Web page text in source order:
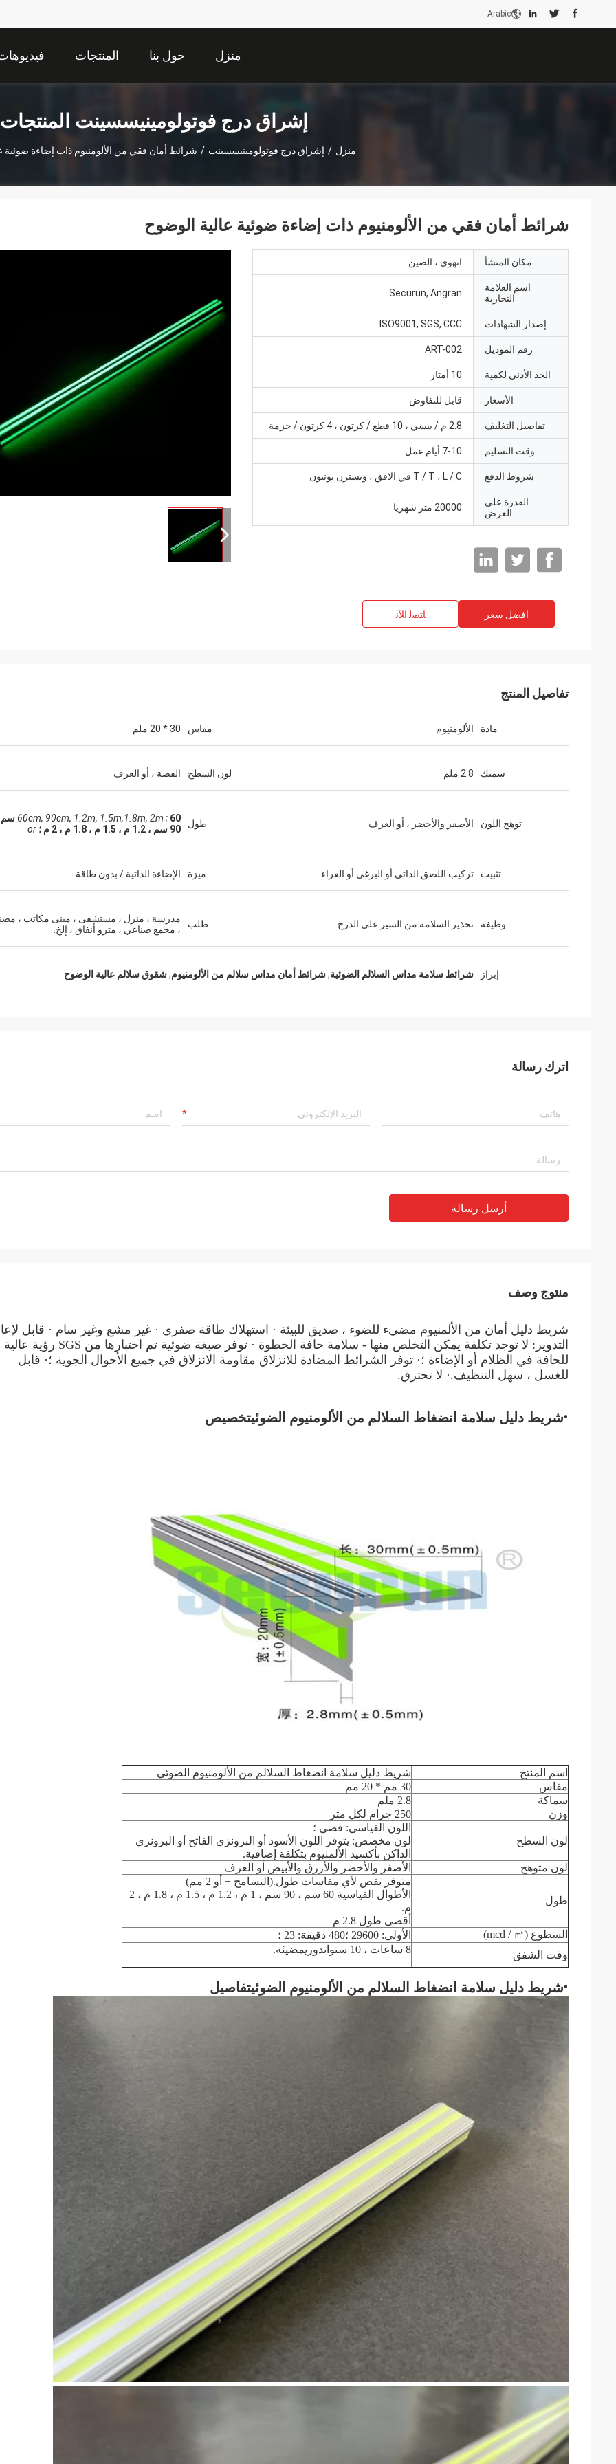
Arabic
منزل حول بنا المنتجات
إشراق درج فوتولومينيسسينت المنتجات
منزل / إشراق درج فوتولومينيسسينت / شرائط أمان فقي من الألومنيوم ذات إضاءة ضوئية
شرائط أمان فقي من الألومنيوم ذات إضاءة ضوئية عالية الوضوح
مكان المنشأ انهوى ، الصين
اسم العلامة
التجارية
Securun, Angran
إصدار الشهادات ISO9001, SGS, CCC
رقم الموديل ART-002
الحد الأدنى لكمية 10 أمتار
الأسعار قابل للتفاوض
تفاصيل التغليف 2.8 م / بيسي ، 10 قطع / كرتون ، 4 كرتون / حزمة
وقت التسليم 7-10 أيام عمل
شروط الدفع T / T ، L / C في الافق ، ويسترن يونيون
القدرة على
العرض
20000 متر شهريا
افضل سعر ﺎﺘﺼﻟ ﺍﻶﻧ
تفاصيل المنتج
مادة الألومنيوم مقاس 30 * 20 ملم
سميك 2.8 ملم لون السطح الفضة ، أو العرف
توهج اللون الأصفر والأخضر ، أو العرف طول 60cm, 90cm, 1.2m, 1.5m,1.8m, 2m ;
60
90 سم ، 1.2 م ، 1.5 م ، 1.8 م ، 2 م ؛
or
تثبيت تركيب اللصق الذاتي أو البرغي أو الغراء ميزة الإضاءة الذاتية / بدون طاقة
وظيفة تحذير السلامة من السير على الدرج طلب
مدرسة ، منزل ، مستشفى ، مبنى مكاتب ،
، مجمع صناعي ، مترو أنفاق ، إلخ.
إبراز شرائط سلامة مداس السلالم الضوئية,شرائط أمان مداس سلالم من الألومنيوم,شقوق سلالم عالية الوضوح
اترك رسالة
أرسل رسالة
منتوج وصف
شريط دليل أمان من الألمنيوم مضيء للضوء ، صديق للبيئة · استهلاك طاقة صفري · غير مشع وغير سام · قابل
التدوير: لا توجد تكلفة يمكن التخلص منها - سلامة حافة الخطوة · توفر صبغة ضوئية تم اختبارها من SGS رؤية عالية
للحافة في الظلام أو الإضاءة ؛· توفر الشرائط المضادة للانزلاق مقاومة الانزلاق في جميع الأحوال الجوية ؛· قابل
للغسل ، سهل التنظيف.· لا تحترق.
•شريط دليل سلامة انضغاط السلالم من الألومنيوم الضوئيتخصيص
اسم المنتج
شريط دليل سلامة انضغاط السلالم من الألومنيوم الضوئي
مقاس
30 مم * 20 مم
سماكة
2.8 ملم
وزن
250 جرام لكل متر
لون السطح
اللون القياسي: فضي ؛
لون مخصص: يتوفر اللون الأسود أو البرونزي الفاتح أو البرونزي
الداكن بأكسيد الألمنيوم بتكلفة إضافية.
لون متوهج
الأصفر والأخضر والأزرق والأبيض أو العرف
طول
متوفر بقص لأي مقاسات طول.(التسامح + أو 2 مم)
الأطوال القياسية 60 سم ، 90 سم ، 1 م ، 1.2 م ، 1.5 م ، 1.8 م ، 2
م.
أقصى طول 2.8 م
السطوع (mcd / ㎡)
الأولي: 29600 ؛480 دقيقة: 23 ؛
وقت الشفق
8 ساعات ، 10 سنوات دوريمضيئة.
•شريط دليل سلامة انضغاط السلالم من الألومنيوم الضوئيتفاصيل